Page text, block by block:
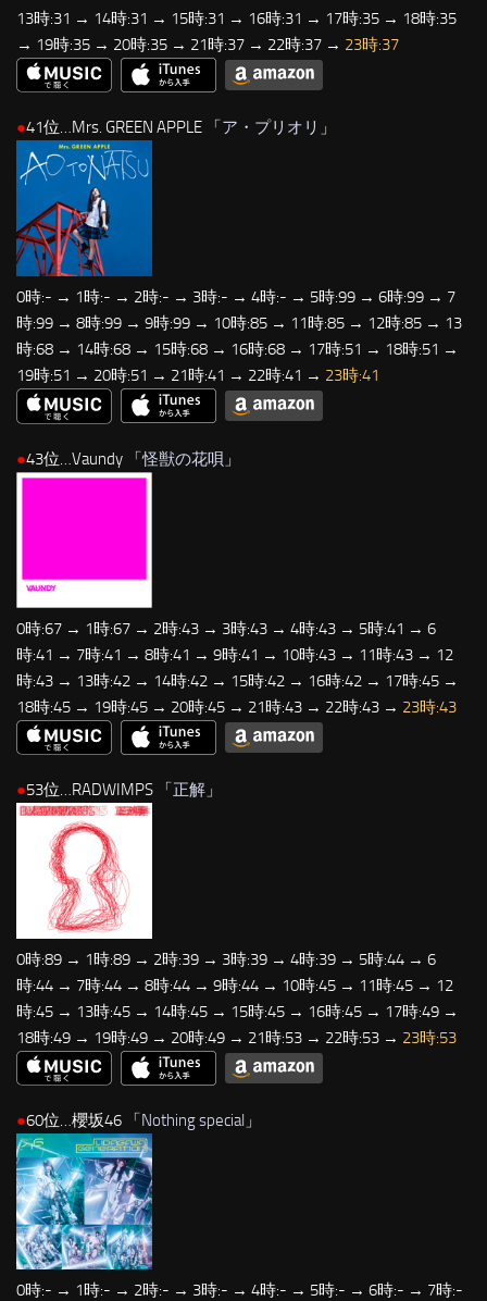
13時:31 → 14時:31 → 15時:31 → 16時:31 → 17時:35 → 18時:35
→ 19時:35 → 20時:35 → 21時:37 → 22時:37 → 23時:37
●41位…Mrs. GREEN APPLE 「 ア・プリオリ 」
0時:- → 1時:- → 2時:- → 3時:- → 4時:- → 5時:99 → 6時:99 → 7
時:99 → 8時:99 → 9時:99 → 10時:85 → 11時:85 → 12時:85 → 13
時:68 → 14時:68 → 15時:68 → 16時:68 → 17時:51 → 18時:51 →
19時:51 → 20時:51 → 21時:41 → 22時:41 → 23時:41
●43位…Vaundy 「怪獣の花唄 」
0時:67 → 1時:67 → 2時:43 → 3時:43 → 4時:43 → 5時:41 → 6
時:41 → 7時:41 → 8時:41 → 9時:41 → 10時:43 → 11時:43 → 12
時:43 → 13時:42 → 14時:42 → 15時:42 → 16時:42 → 17時:45 →
18時:45 → 19時:45 → 20時:45 → 21時:43 → 22時:43 → 23時:43
●53位…RADWIMPS 「正解 」
0時:89 → 1時:89 → 2時:39 → 3時:39 → 4時:39 → 5時:44 → 6
時:44 → 7時:44 → 8時:44 → 9時:44 → 10時:45 → 11時:45 → 12
時:45 → 13時:45 → 14時:45 → 15時:45 → 16時:45 → 17時:49 →
18時:49 → 19時:49 → 20時:49 → 21時:53 → 22時:53 → 23時:53
●60位…櫻坂46 「Nothing special 」
0時:- → 1時:- → 2時:- → 3時:- → 4時:- → 5時:- → 6時:- → 7時:-